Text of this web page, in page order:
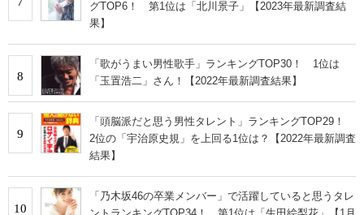
グTOP6！ 第1位は「北川景子」【2023年最新調査結
果】
8
「歌がうまい男性歌手」ランキングTOP30！ 1位は
「玉置浩二」さん！【2022年最新調査結果】
9
「頭脳派だと思う男性タレント」ランキングTOP29！
2位の「宇治原史規」を上回る1位は？【2022年最新調査
結果】
10
「乃木坂46の卒業メンバー」で活躍していると思うタレ